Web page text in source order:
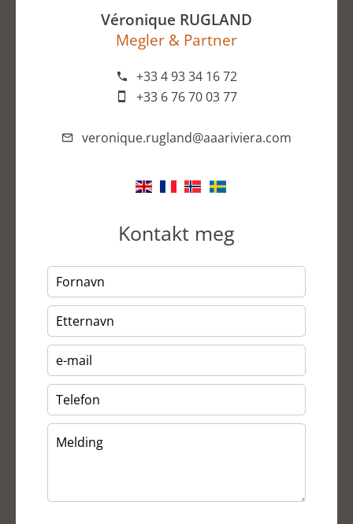
Véronique RUGLAND
Megler & Partner
+33 4 93 34 16 72
+33 6 76 70 03 77
veronique.rugland@aaariviera.com
Kontakt meg